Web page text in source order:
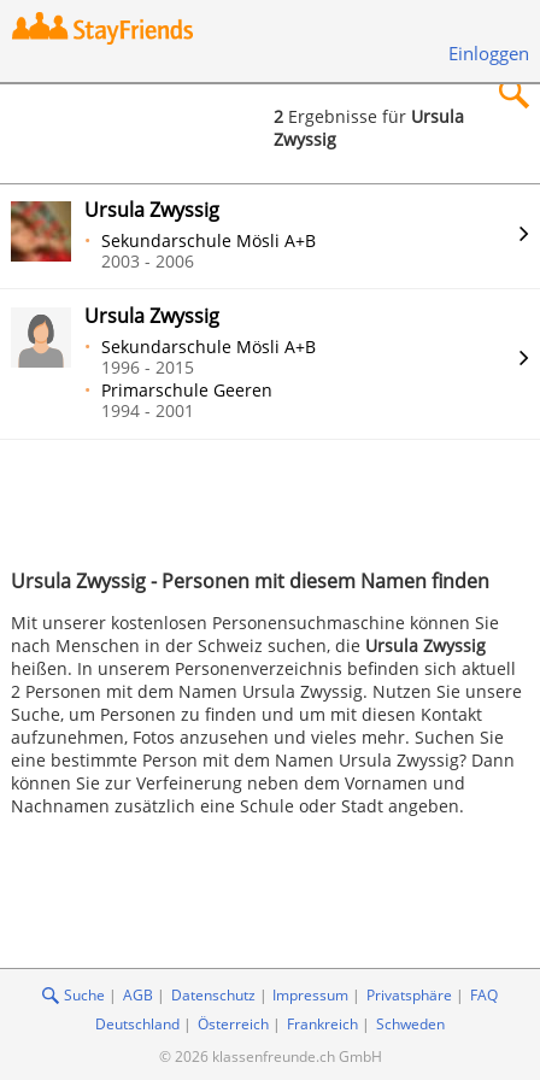
Einloggen
Suchen
2Ergebnisse für Ursula
Zwyssig
Ursula Zwyssig - Personen mit diesem Namen finden
Mit unserer kostenlosen Personensuchmaschine können Sie
nach Menschen in der Schweiz suchen, die Ursula Zwyssig
heißen. In unserem Personenverzeichnis befinden sich aktuell
2 Personen mit dem Namen Ursula Zwyssig. Nutzen Sie unsere
Suche, um Personen zu finden und um mit diesen Kontakt
aufzunehmen, Fotos anzusehen und vieles mehr. Suchen Sie
eine bestimmte Person mit dem Namen Ursula Zwyssig? Dann
können Sie zur Verfeinerung neben dem Vornamen und
Nachnamen zusätzlich eine Schule oder Stadt angeben.
Ursula Zwyssig
Sekundarschule Mösli A+B
2003 - 2006
Ursula Zwyssig
Sekundarschule Mösli A+B
1996 - 2015
Primarschule Geeren
1994 - 2001
Suche AGB Datenschutz Impressum Privatsphäre
FAQ
Deutschland
Österreich Frankreich
Schweden
© 2026 klassenfreunde.ch GmbH